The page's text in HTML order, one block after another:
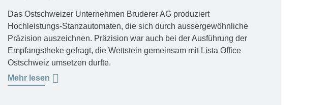
Das Ostschweizer Unternehmen Bruderer AG produziert
Hochleistungs-Stanzautomaten, die sich durch aussergewöhnliche
Präzision auszeichnen. Präzision war auch bei der Ausführung der
Empfangstheke gefragt, die Wettstein gemeinsam mit Lista Office
Ostschweiz umsetzen durfte.
Mehr lesen